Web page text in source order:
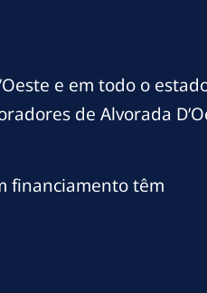
e em todo o
de Alvorada
financiamento têm